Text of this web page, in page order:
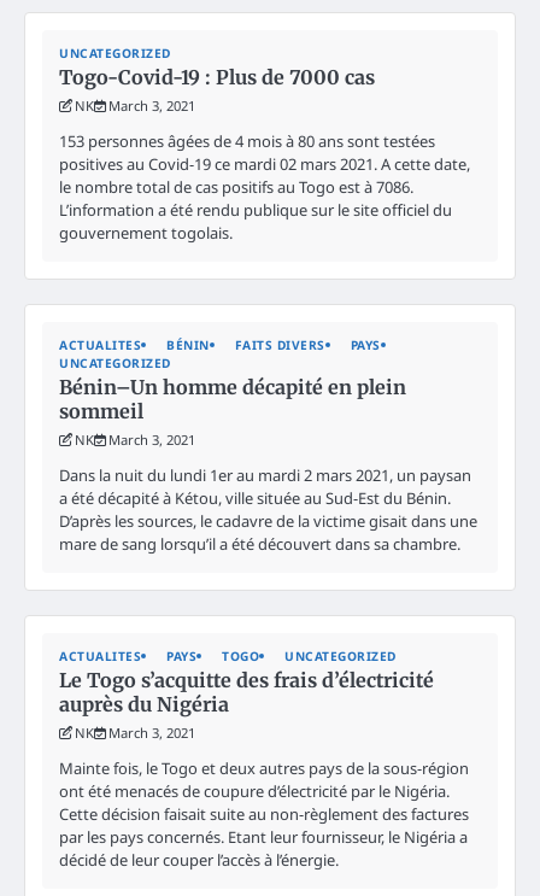
UNCATEGORIZED
Togo-Covid-19 : Plus de 7000 cas
NK March 3, 2021
153 personnes âgées de 4 mois à 80 ans sont testées
positives au Covid-19 ce mardi 02 mars 2021. A cette date,
le nombre total de cas positifs au Togo est à 7086.
L’information a été rendu publique sur le site officiel du
gouvernement togolais.
ACTUALITES BÉNIN FAITS DIVERS
PAYS
UNCATEGORIZED
Bénin–Un homme décapité en plein
sommeil
NK March 3, 2021
Dans la nuit du lundi 1er au mardi 2 mars 2021, un paysan
a été décapité à Kétou, ville située au Sud-Est du Bénin.
D’après les sources, le cadavre de la victime gisait dans une
mare de sang lorsqu’il a été découvert dans sa chambre.
ACTUALITES PAYS TOGO UNCATEGORIZED
Le Togo s’acquitte des frais d’électricité
auprès du Nigéria
NK March 3, 2021
Mainte fois, le Togo et deux autres pays de la sous-région
ont été menacés de coupure d’électricité par le Nigéria.
Cette décision faisait suite au non-règlement des factures
par les pays concernés. Etant leur fournisseur, le Nigéria a
décidé de leur couper l’accès à l’énergie.